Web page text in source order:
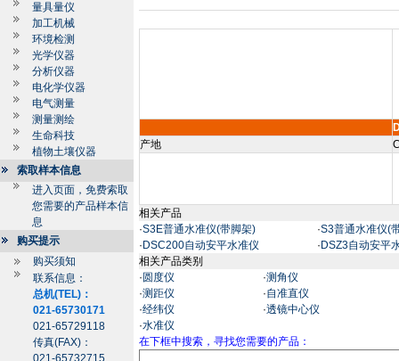
量具量仪
加工机械
环境检测
光学仪器
分析仪器
电化学仪器
电气测量
测量测绘
生命科技
植物土壤仪器
索取样本信息
进入页面，免费索取
您需要的产品样本信
息
购买提示
购买须知
联系信息：
总机(TEL)：
021-65730171
021-65729118
传真(FAX)：
021-65732715
产地
相关产品
·S3E普通水准仪(带脚架) ·S3普通水准仪(
· DSC200自动安平水准仪 · DSZ3自动安平
相关产品类别
· 圆度仪 ·测角仪
·测距仪 ·自准直仪
·经纬仪 ·透镜中心仪
·水准仪
在下框中搜索，寻找您需要的产品：